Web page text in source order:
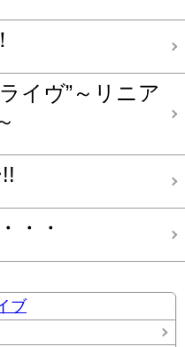
イヴ”～リニア
・・
ブ